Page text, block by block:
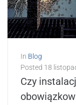
In Blog
Posted 18
Czy